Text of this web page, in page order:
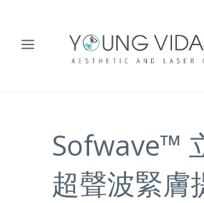
Sofwave™
超聲波緊膚